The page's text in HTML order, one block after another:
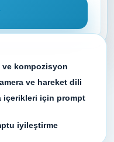
ve kompozisyon
ve hareket dili
içerikleri için prompt
iyileştirme